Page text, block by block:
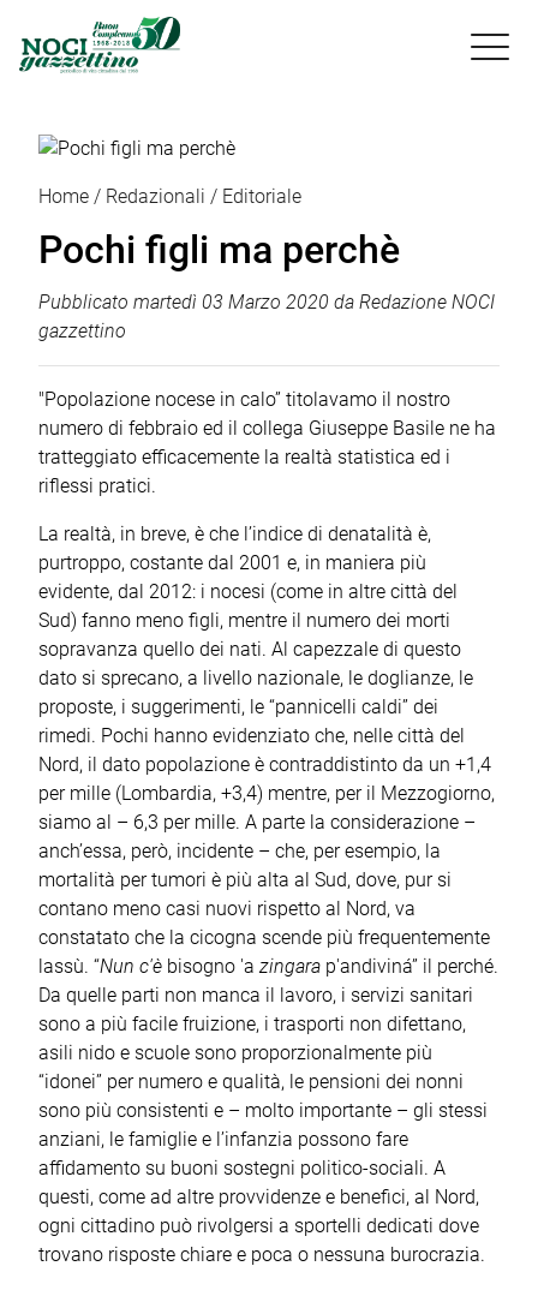

Home Redazionali Editoriale
Pochi figli ma perchè
Pubblicato martedì 03 Marzo 2020 da Redazione NOCI
gazzettino
"Popolazione nocese in calo” titolavamo il nostro
numero di febbraio ed il collega Giuseppe Basile ne ha
tratteggiato efficacemente la realtà statistica ed i
riflessi pratici.
La realtà, in breve, è che l’indice di denatalità è,
purtroppo, costante dal 2001 e, in maniera più
evidente, dal 2012: i nocesi (come in altre città del
Sud) fanno meno figli, mentre il numero dei morti
sopravanza quello dei nati. Al capezzale di questo
dato si sprecano, a livello nazionale, le doglianze, le
proposte, i suggerimenti, le “pannicelli caldi” dei
rimedi. Pochi hanno evidenziato che, nelle città del
Nord, il dato popolazione è contraddistinto da un +1,4
per mille (Lombardia, +3,4) mentre, per il Mezzogiorno,
siamo al – 6,3 per mille. A parte la considerazione –
anch’essa, però, incidente – che, per esempio, la
mortalità per tumori è più alta al Sud, dove, pur si
contano meno casi nuovi rispetto al Nord, va
constatato che la cicogna scende più frequentemente
lassù. “Nun c'è bisogno 'azingara p'andiviná” il perché.
Da quelle parti non manca il lavoro, i servizi sanitari
sono a più facile fruizione, i trasporti non difettano,
asili nido e scuole sono proporzionalmente più
“idonei” per numero e qualità, le pensioni dei nonni
sono più consistenti e – molto importante – gli stessi
anziani, le famiglie e l’infanzia possono fare
affidamento su buoni sostegni politico-sociali. A
questi, come ad altre provvidenze e benefici, al Nord,
ogni cittadino può rivolgersi a sportelli dedicati dove
trovano risposte chiare e poca o nessuna burocrazia.